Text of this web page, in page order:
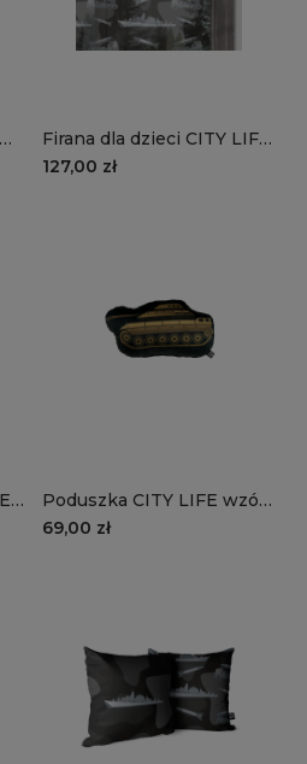
Firana dla dzieci CITY LIFE
wzór D118 | czarne moro
127,00 zł
Poduszka CITY LIFE wzór
D1183D | czołg
69,00 zł